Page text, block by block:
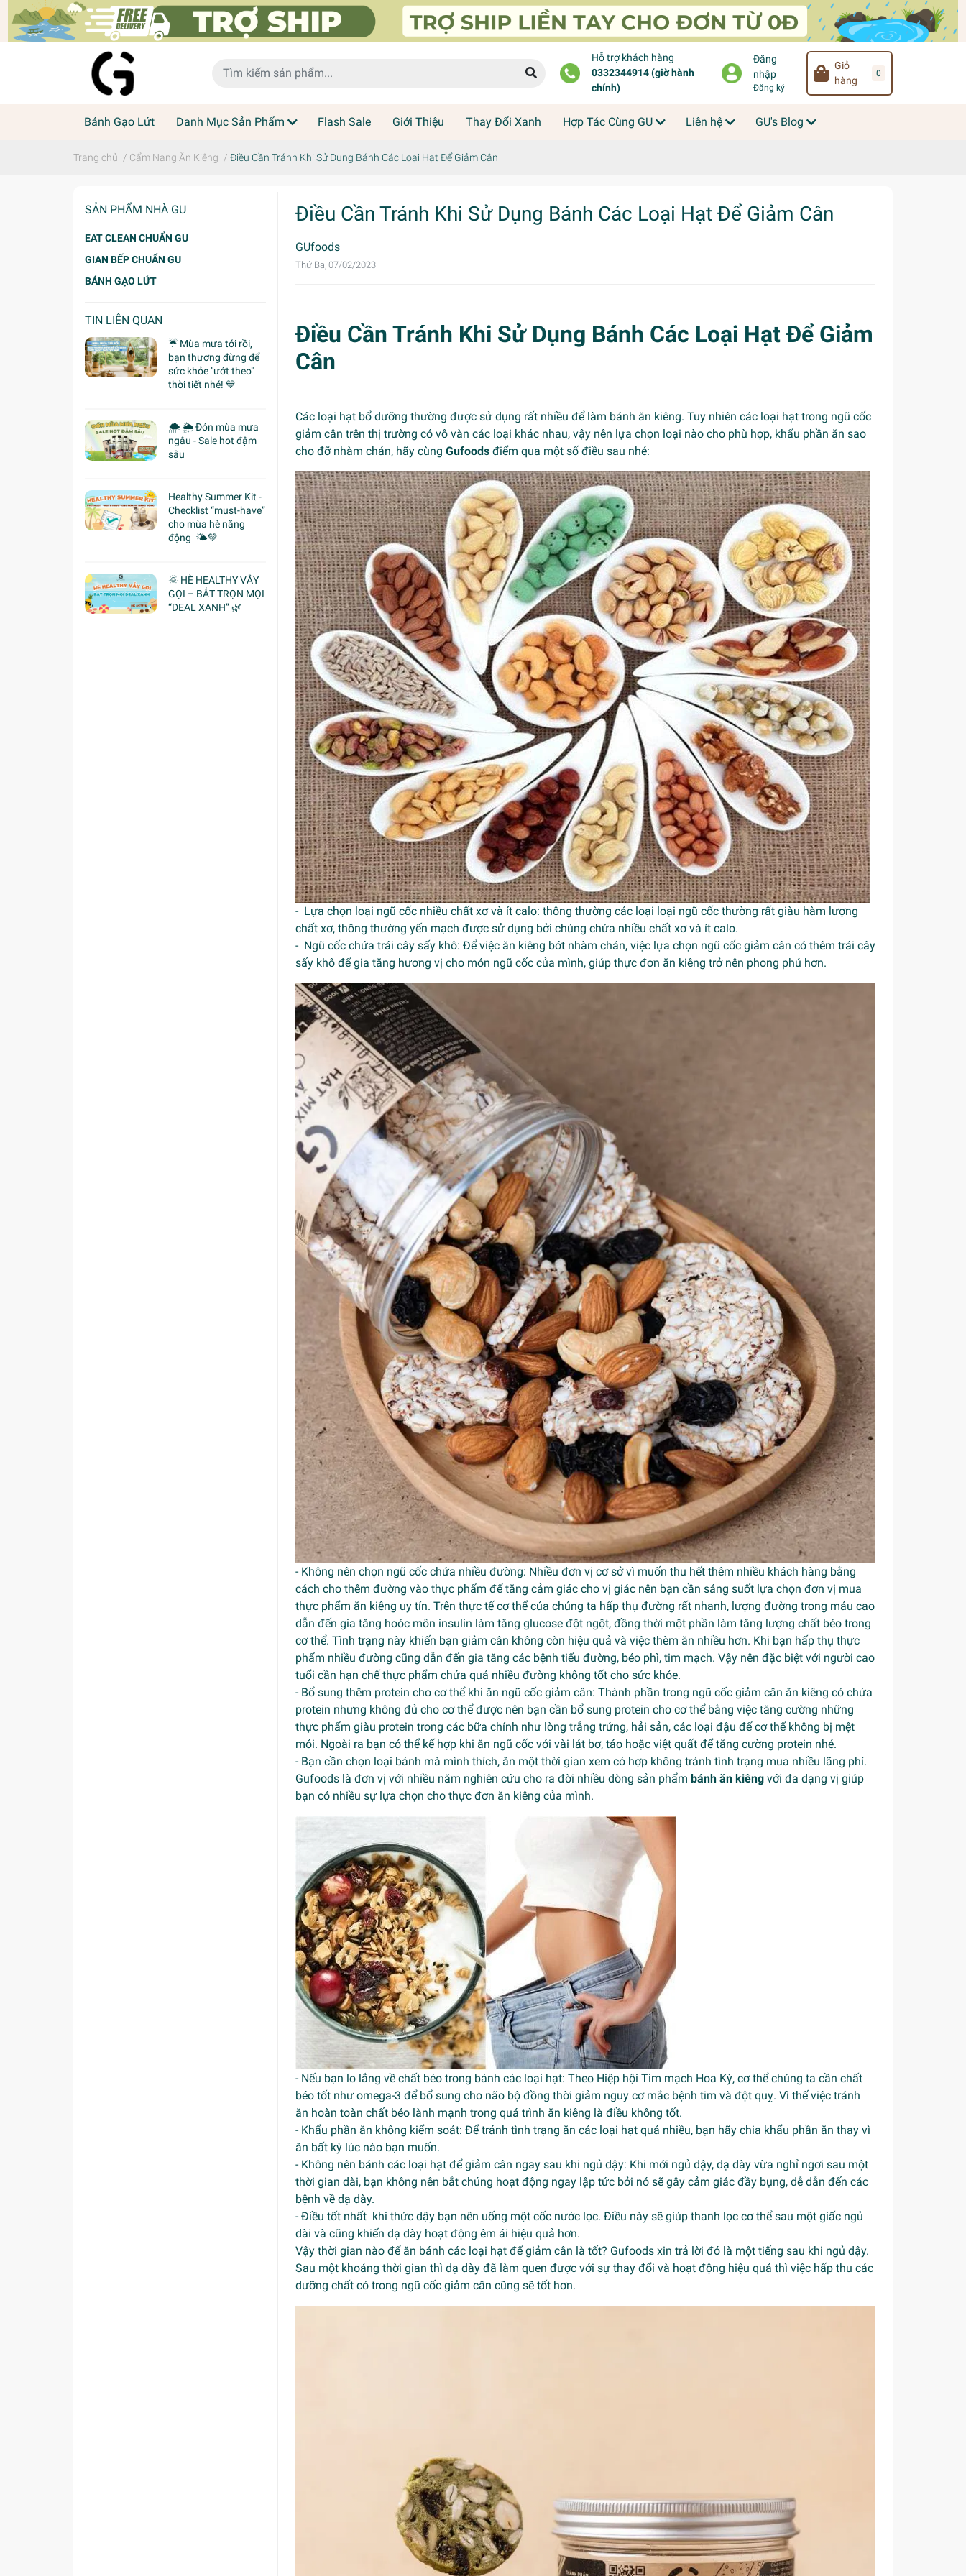
Hỗ trợ khách hàng
0332344914 (giờ hành
chính)
Đăng
nhập
Đăng ký
Giỏ
hàng
0
Bánh Gạo Lứt Danh Mục Sản Phẩm Flash Sale Giới Thiệu Thay Đổi Xanh Hợp Tác Cùng GU Liên hệ GU's Blog
Trang chủ / Cẩm Nang Ăn Kiêng / Điều Cần Tránh Khi Sử Dụng Bánh Các Loại Hạt Để Giảm Cân
SẢN PHẨM NHÀ GU
EAT CLEAN CHUẨN GU
GIAN BẾP CHUẨN GU
BÁNH GẠO LỨT
TIN LIÊN QUAN
☔ Mùa mưa tới rồi,
bạn thương đừng để
sức khỏe "ướt theo"
thời tiết nhé! 💙
🌨 🌦 Đón mùa mưa
ngâu - Sale hot đậm
sâu
Healthy Summer Kit -
Checklist “must-have”
cho mùa hè năng
động 🌤️💚
🌞 HÈ HEALTHY VẪY
GỌI – BẮT TRỌN MỌI
“DEAL XANH” 🌿
Điều Cần Tránh Khi Sử Dụng Bánh Các Loại Hạt Để Giảm Cân
GUfoods
Thứ Ba, 07/02/2023
Điều Cần Tránh Khi Sử Dụng Bánh Các Loại Hạt Để Giảm
Cân
Các loại hạt bổ dưỡng thường được sử dụng rất nhiều để làm bánh ăn kiêng. Tuy nhiên các loại hạt trong ngũ cốc
giảm cân trên thị trường có vô vàn các loại khác nhau, vậy nên lựa chọn loại nào cho phù hợp, khẩu phần ăn sao
cho đỡ nhàm chán, hãy cùng Gufoods điểm qua một số điều sau nhé:
- Lựa chọn loại ngũ cốc nhiều chất xơ và ít calo: thông thường các loại loại ngũ cốc thường rất giàu hàm lượng
chất xơ, thông thường yến mạch được sử dụng bởi chúng chứa nhiều chất xơ và ít calo.
- Ngũ cốc chứa trái cây sấy khô: Để việc ăn kiêng bớt nhàm chán, việc lựa chọn ngũ cốc giảm cân có thêm trái cây
sấy khô để gia tăng hương vị cho món ngũ cốc của mình, giúp thực đơn ăn kiêng trở nên phong phú hơn.
- Không nên chọn ngũ cốc chứa nhiều đường: Nhiều đơn vị cơ sở vì muốn thu hết thêm nhiều khách hàng bằng
cách cho thêm đường vào thực phẩm để tăng cảm giác cho vị giác nên bạn cần sáng suốt lựa chọn đơn vị mua
thực phẩm ăn kiêng uy tín. Trên thực tế cơ thể của chúng ta hấp thụ đường rất nhanh, lượng đường trong máu cao
dẫn đến gia tăng hoóc môn insulin làm tăng glucose đột ngột, đồng thời một phần làm tăng lượng chất béo trong
cơ thể. Tình trạng này khiến bạn giảm cân không còn hiệu quả và việc thèm ăn nhiều hơn. Khi bạn hấp thụ thực
phẩm nhiều đường cũng dẫn đến gia tăng các bệnh tiểu đường, béo phì, tim mạch. Vậy nên đặc biệt với người cao
tuổi cần hạn chế thực phẩm chứa quá nhiều đường không tốt cho sức khỏe.
- Bổ sung thêm protein cho cơ thể khi ăn ngũ cốc giảm cân: Thành phần trong ngũ cốc giảm cân ăn kiêng có chứa
protein nhưng không đủ cho cơ thể được nên bạn cần bổ sung protein cho cơ thể bằng việc tăng cường những
thực phẩm giàu protein trong các bữa chính như lòng trắng trứng, hải sản, các loại đậu để cơ thể không bị mệt
mỏi. Ngoài ra bạn có thể kế hợp khi ăn ngũ cốc với vài lát bơ, táo hoặc việt quất để tăng cường protein nhé.
- Bạn cần chọn loại bánh mà mình thích, ăn một thời gian xem có hợp không tránh tình trạng mua nhiều lãng phí.
Gufoods là đơn vị với nhiều năm nghiên cứu cho ra đời nhiều dòng sản phẩm bánh ăn kiêng với đa dạng vị giúp
bạn có nhiều sự lựa chọn cho thực đơn ăn kiêng của mình.
- Nếu bạn lo lắng về chất béo trong bánh các loại hạt: Theo Hiệp hội Tim mạch Hoa Kỳ, cơ thể chúng ta cần chất
béo tốt như omega-3 để bổ sung cho não bộ đồng thời giảm nguy cơ mắc bệnh tim và đột quỵ. Vì thế việc tránh
ăn hoàn toàn chất béo lành mạnh trong quá trình ăn kiêng là điều không tốt.
- Khẩu phần ăn không kiểm soát: Để tránh tình trạng ăn các loại hạt quá nhiều, bạn hãy chia khẩu phần ăn thay vì
ăn bất kỳ lúc nào bạn muốn.
- Không nên bánh các loại hạt để giảm cân ngay sau khi ngủ dậy: Khi mới ngủ dậy, dạ dày vừa nghỉ ngơi sau một
thời gian dài, bạn không nên bắt chúng hoạt động ngay lập tức bởi nó sẽ gây cảm giác đầy bụng, dễ dẫn đến các
bệnh về dạ dày.
- Điều tốt nhất khi thức dậy bạn nên uống một cốc nước lọc. Điều này sẽ giúp thanh lọc cơ thể sau một giấc ngủ
dài và cũng khiến dạ dày hoạt động êm ái hiệu quả hơn.
Vậy thời gian nào để ăn bánh các loại hạt để giảm cân là tốt? Gufoods xin trả lời đó là một tiếng sau khi ngủ dậy.
Sau một khoảng thời gian thì dạ dày đã làm quen được với sự thay đổi và hoạt động hiệu quả thì việc hấp thu các
dưỡng chất có trong ngũ cốc giảm cân cũng sẽ tốt hơn.